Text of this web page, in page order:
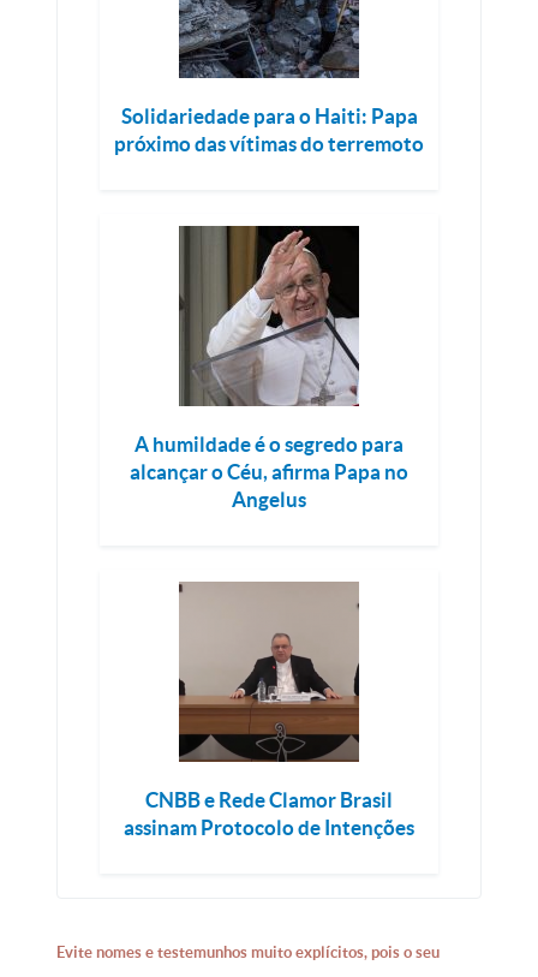
Solidariedade para o Haiti: Papa
próximo das vítimas do terremoto
A humildade é o segredo para
alcançar o Céu, afirma Papa no
Angelus
CNBB e Rede Clamor Brasil
assinam Protocolo de Intenções
Evite nomes e testemunhos muito explícitos, pois o seu